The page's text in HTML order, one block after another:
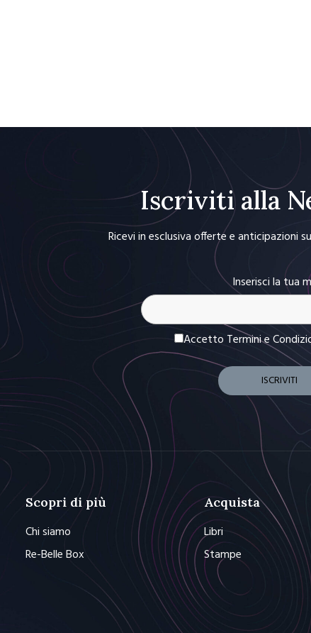
Iscriviti alla
Ricevi in esclusiva offerte e anticipazioni
Inserisci la tua
Accetto Termini e
Scopri di più
Chi siamo
Re-Belle Box
Acquista
Libri
Stampe